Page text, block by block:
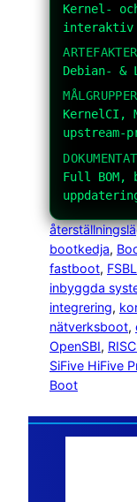
Kernel-
interaktiv
ARTEFAKTER
Debian- &
MÅLGRUPPER
KernelCI,
upstream-
Full BOM,
bootkedja,
fastboot, FSBL
inbyggda
integrering,
nätverksboot,
OpenSBI,
SiFive HiFive
Boot